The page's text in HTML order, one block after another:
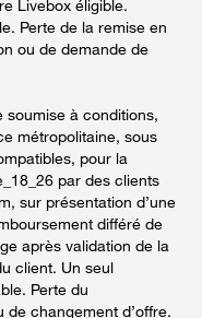
Livebox éligible.
Perte de la remise en
ou de demande de
soumise à conditions,
métropolitaine, sous
pour la
par des clients
sur présentation d’une
différé de
après validation de la
client. Un seul
Perte du
changement d’offre.